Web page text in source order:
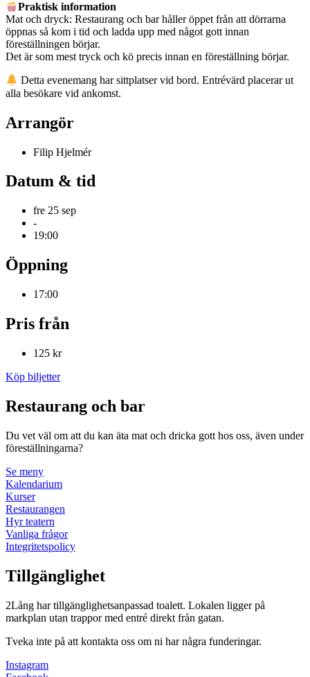
Praktisk information
Mat och dryck: Restaurang och bar håller öppet från att dörrarna
öppnas så kom i tid och ladda upp med något gott innan
föreställningen börjar.
Det är som mest tryck och kö precis innan en föreställning börjar.
Detta evenemang har sittplatser vid bord. Entrévärd placerar ut
alla besökare vid ankomst.
Arrangör
Filip Hjelmér
Datum & tid
fre 25 sep
-
19:00
Öppning
17:00
Pris från
125 kr
Köp biljetter
Restaurang och bar
Du vet väl om att du kan äta mat och dricka gott hos oss, även under
föreställningarna?
Se meny
Kalendarium
Kurser
Restaurangen
Hyr teatern
Vanliga frågor
Integritetspolicy
Tillgänglighet
2Lång har tillgänglighetsanpassad toalett. Lokalen ligger på
markplan utan trappor med entré direkt från gatan.
Tveka inte på att kontakta oss om ni har några funderingar.
Instagram